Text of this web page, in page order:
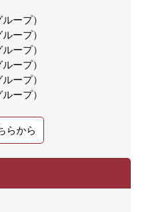
ループ
ループ
ループ
ループ
ループ
ループ
らから